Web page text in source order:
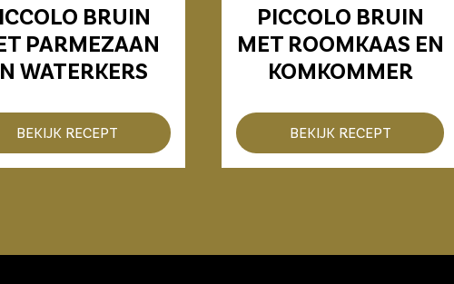
BRUIN
PARMEZAAN
WATERKERS
BEKIJK RECEPT
PICCOLO BRUIN
MET ROOMKAAS EN
KOMKOMMER
BEKIJK RECEPT